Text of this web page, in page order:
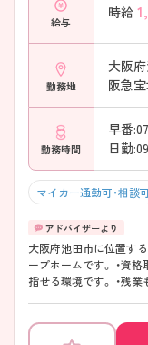
給与
時給
勤務地
大阪
阪急宝
勤務時間
早番
日勤
マイカー通勤可・相談
大阪府池田市に位置す
ープホームです。 ・資格取得支援もあり、働き方ながらスキルアップも目
指せる環境です。 ・残業もほとんどなく18時過ぎには全員退社されてい